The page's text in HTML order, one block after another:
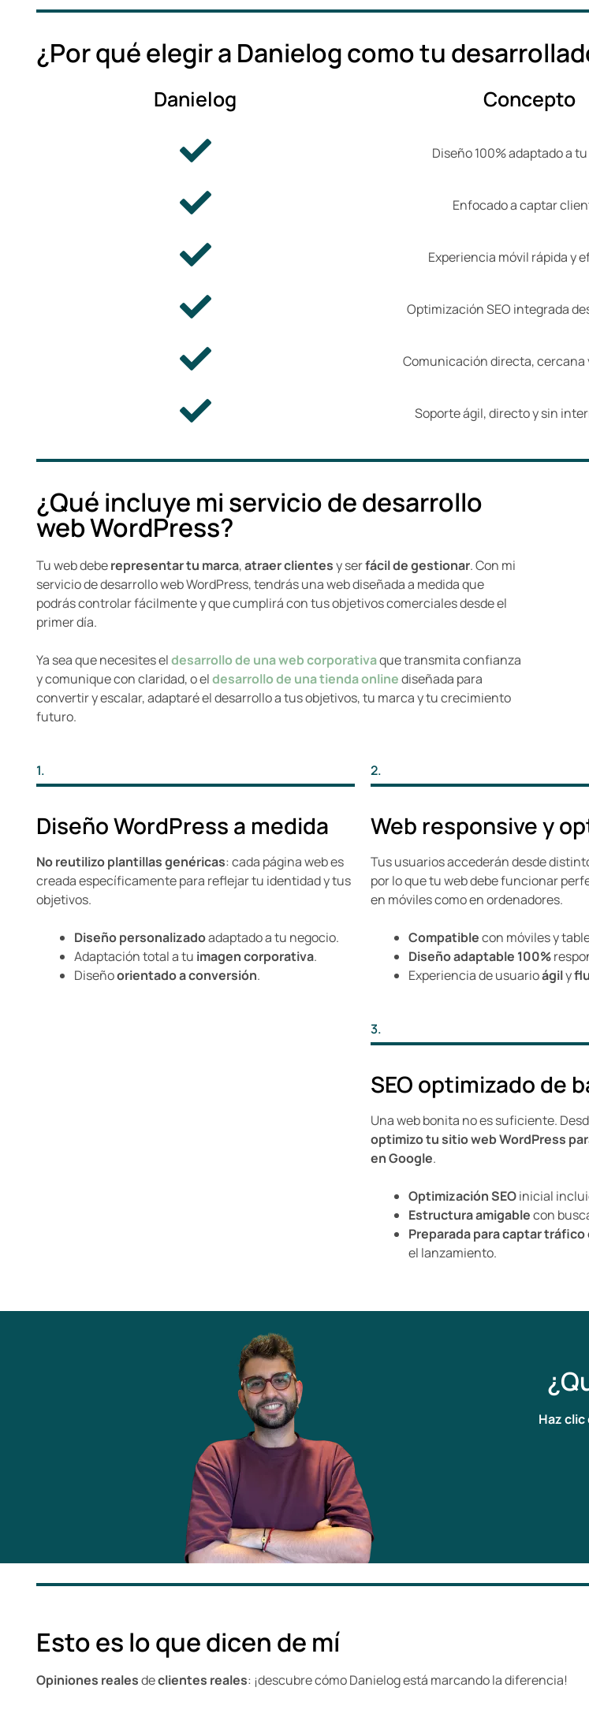
¿Por qué elegir a Danielog como tu
Danielog Concepto
Diseño 100% adaptado a
Enfocado a captar
Experiencia móvil rápida y
Optimización SEO integrada
Comunicación directa,
Soporte ágil, directo y sin
¿Qué incluye mi servicio de desarrollo
web WordPress?
Tu web deberepresentar tu marca,atraer clientesy serfácil de gestionar. Con mi
servicio de desarrollo web WordPress, tendrás una web diseñada a medida que
podrás controlar fácilmente y que cumplirá con tus objetivos comerciales desde el
primer día.
Ya sea que necesites eldesarrollo de una web corporativaque transmita confianza
y comunique con claridad, o eldesarrollo de una tienda onlinediseñada para
convertir y escalar, adaptaré el desarrollo a tus objetivos, tu marca y tu crecimiento
futuro.
1.
Diseño WordPress a medida
No reutilizo plantillas genéricas: cada página web es
creada específicamente para reflejar tu identidad y tus
objetivos.
Diseño personalizadoadaptado a tu negocio.
Adaptación total a tu imagen corporativa.
Diseñoorientado a conversión.
2.
Web responsive y
Tus usuarios accederán desde
por lo que tu web debe funcionar
en móviles como en ordenadores.
Compatiblecon móviles y
Diseño adaptable 100%
Experiencia de usuarioágily
3.
SEO optimizado de
Una web bonita no es suficiente.
optimizo tu sitio web WordPress
en Google.
Optimización SEOinicial
Estructura amigablecon
Preparada para captar
el lanzamiento.
Haz
Esto es lo que dicen de mí
Opiniones realesdeclientes reales: ¡descubre cómo Danielog está marcando la diferencia!